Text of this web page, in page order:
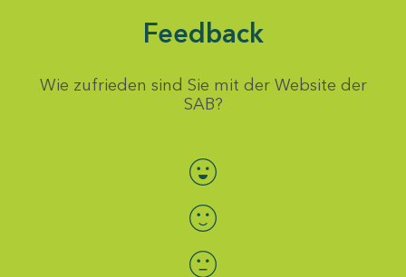
Feedback
Wie zufrieden sind Sie mit der Website der
SAB?
Bewertung auswählen